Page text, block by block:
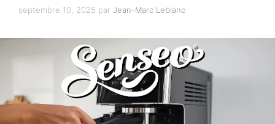
septembre 10, 2025 par Jean-Marc Leblanc